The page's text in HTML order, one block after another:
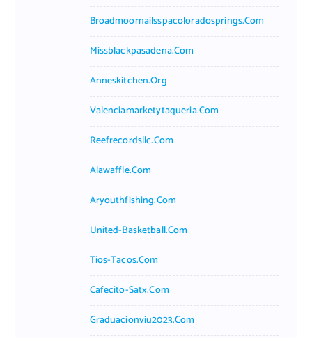
Broadmoornailsspacoloradosprings.com
Missblackpasadena.com
Anneskitchen.org
Valenciamarketytaqueria.com
Reefrecordsllc.com
Alawaffle.com
Aryouthfishing.com
United-Basketball.com
Tios-Tacos.com
Cafecito-Satx.com
Graduacionviu2023.com